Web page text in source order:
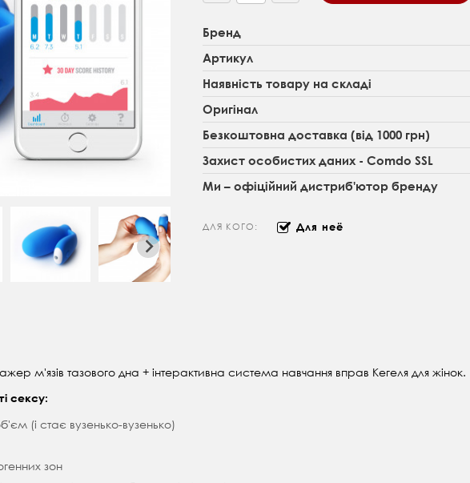
Бренд
Артикул
Наявність товару на складі
Оригінал
Безкоштовна доставка (від 1000 грн)
Захист особистих даних - Comdo SSL
Ми – офіційний дистриб'ютор бренду
ДЛЯ КОГО: Для неё
м'язів тазового дна + інтерактивна система навчання вправ Кегеля для жінок.
сексу:
(і стає вузенько-вузенько)
зон